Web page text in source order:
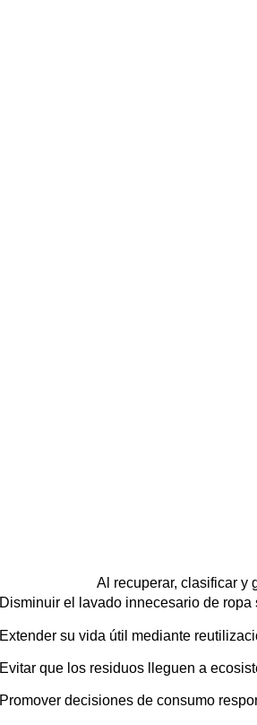
Al recuperar, clasificar y
Disminuir el lavado innecesario de ropa
Extender su vida útil mediante
Evitar que los residuos lleguen a
Promover decisiones de consumo